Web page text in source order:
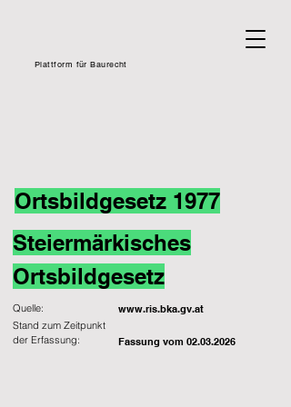
Plattform für Baurecht
Ortsbildgesetz 1977
Steiermärkisches
Ortsbildgesetz
Quelle: www.ris.bka.gv.at
Fassung vom 02.03.2026
Stand zum Zeitpunkt
der Erfassung: